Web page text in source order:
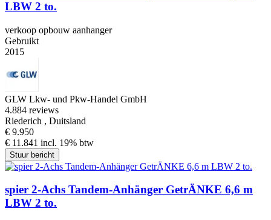
LBW 2 to.
verkoop opbouw aanhanger
Gebruikt
2015
GLW Lkw- und Pkw-Handel GmbH
4.884 reviews
Riederich , Duitsland
€ 9.950
€ 11.841 incl. 19% btw
Stuur bericht
spier 2-Achs Tandem-Anhänger GetrÄNKE 6,6 m
LBW 2 to.